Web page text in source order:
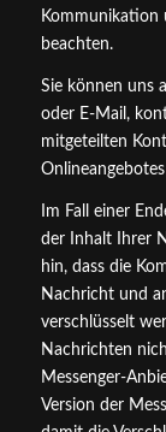
Kommunikation
beachten.
Sie können uns
oder E-Mail,
mitgeteilten
Im Fall einer
der Inhalt Ihrer
hin, dass die
Nachricht und
verschlüsselt
Nachrichten
Messenger-
Version der